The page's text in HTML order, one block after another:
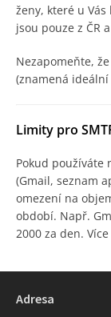
ženy, které u
jsou pouze z ČR a
Nezapomeňte,
(znamená ideální
Limity pro
Pokud používáte
(Gmail, seznam
omezení na
období. Např.
2000 za den.
Adresa